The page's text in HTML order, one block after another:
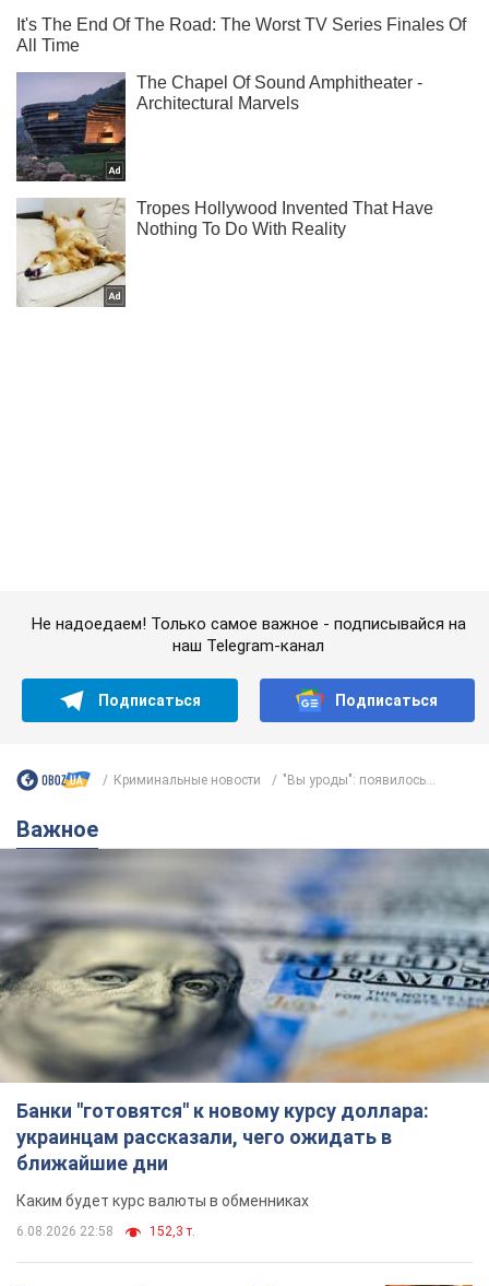
Банки "готовятся" к новому курсу доллара:
украинцам рассказали, чего ожидать в
ближайшие дни
Каким будет курс валюты в обменниках
6.08.2026 22:58
Украинцам обещают по 850 грн от
мобильных операторов: что не так с
этими сообщениями
Как не попасть в ловушку мошенников
6.08.2026 21:02 16,9 т.
Самый дорогой футболист
"Динамо" забил "Карабаху" уже на